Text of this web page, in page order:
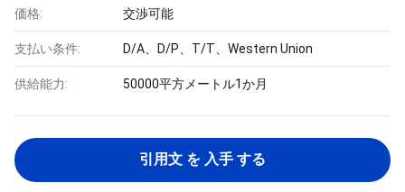
価格: 交渉可能
支払い条件: D/A、D/P、T/T、Western Union
供給能力: 50000平方メートル1か月
引用文 を 入手 する